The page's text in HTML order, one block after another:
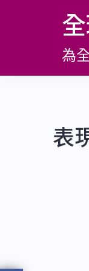
為
表